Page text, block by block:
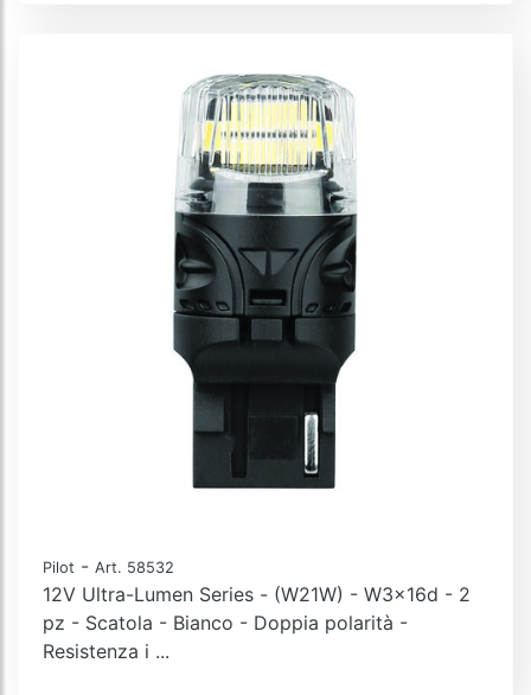
Pilot - Art. 58532
12V Ultra-Lumen Series - (W21W) - W3x16d - 2
pz - Scatola - Bianco - Doppia polarità -
Resistenza i ...